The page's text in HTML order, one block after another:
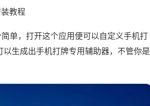
教程
单，打开这个应用便可以自定义手机打
生成出手机打牌专用辅助器，不管你是